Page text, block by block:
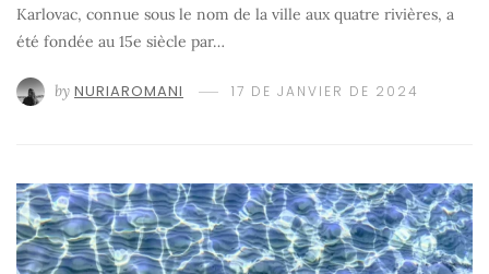
Karlovac, connue sous le nom de la ville aux quatre rivières, a
été fondée au 15e siècle par…
by NURIAROMANI 17 DE JANVIER DE 2024